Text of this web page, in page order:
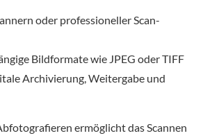
oder professioneller Scan-
Bildformate wie JPEG oder TIFF
Archivierung, Weitergabe und
ermöglicht das Scannen